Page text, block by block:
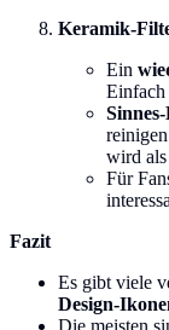
Keramik-
Ein
Einfach
wird als
Für
Fazit
Es gibt viele
Design-